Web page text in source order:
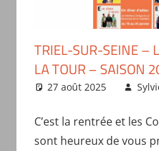
TRIEL-SUR-SEINE –
LA TOUR – SAISON
27 août 2025
C’est la rentrée et les
sont heureux de vous